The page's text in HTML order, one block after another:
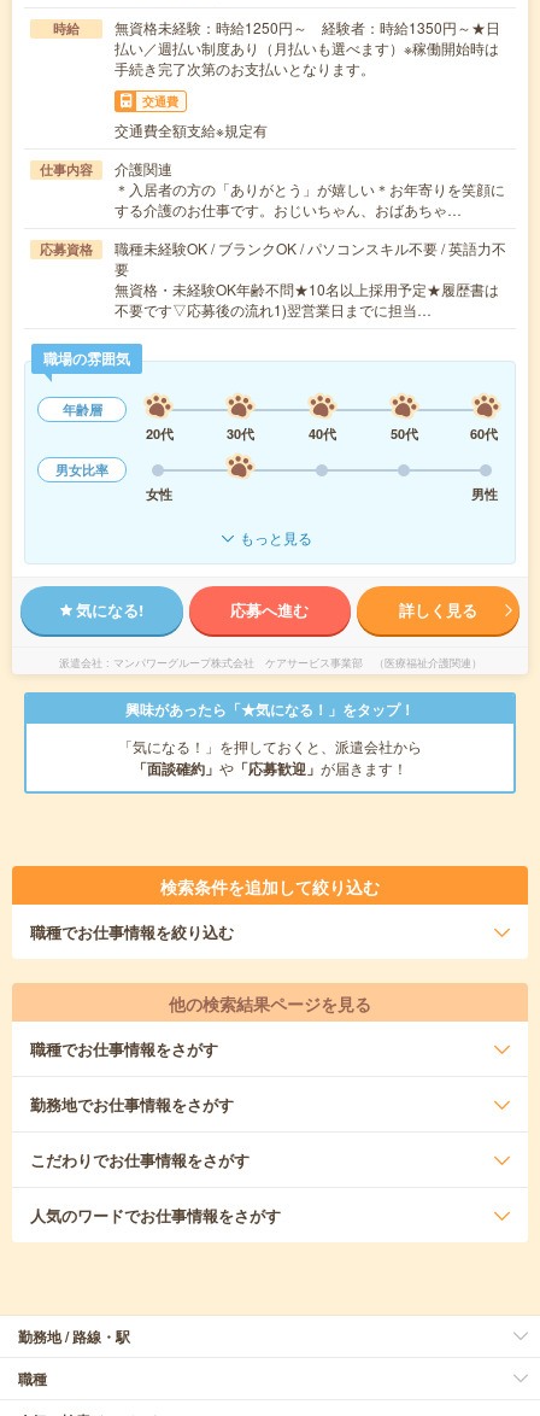
時給
無資格未経験：時給1250円～ 経験者：時給1350円～★日
払い／週払い制度あり（月払いも選べます）※稼働開始時は
手続き完了次第のお支払いとなります。
交通費
交通費全額支給※規定有
仕事内容
介護関連
＊入居者の方の「ありがとう」が嬉しい＊お年寄りを笑顔に
する介護のお仕事です。おじいちゃん、おばあちゃ…
応募資格
職種未経験OK / ブランクOK / パソコンスキル不要 / 英語力不
要
無資格・未経験OK年齢不問★10名以上採用予定★履歴書は
不要です▽応募後の流れ1)翌営業日までに担当…
職場の雰囲気
年齢層
20代
30代 40代 50代
60代
男女比率
女性
男性
もっと見る
気になる! 応募へ進む 詳しく見る
派遣会社 マンパワーグループ株式会社 ケアサービス事業部 （医療福祉介護関連）
興味があったら「★気になる！」をタップ！
「気になる！」を押しておくと、派遣会社から
「面談確約」 や 「応募歓迎」 が届きます！
検索条件を追加して絞り込む
職種でお仕事情報を絞り込む
他の検索結果ページを見る
職種でお仕事情報をさがす
勤務地でお仕事情報をさがす
こだわりでお仕事情報をさがす
人気のワードでお仕事情報をさがす
勤務地 / 路線・駅
職種